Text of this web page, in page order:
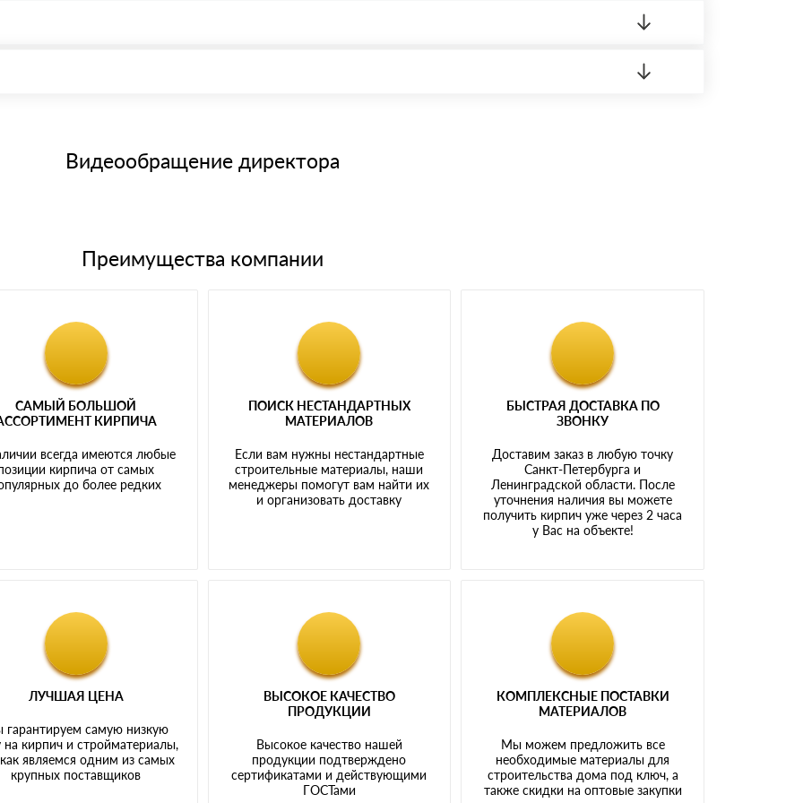
через системы электронных платежей.
банковским картам
материала после проверки качества и количества заказанного материала.
Видеообращение директора
Преимущества компании
САМЫЙ БОЛЬШОЙ
КИРПИЧА
всегда имеются любые
кирпича от самых
до более редких
ПОИСК НЕСТАНДАРТНЫХ
МАТЕРИАЛОВ
Если вам нужны нестандартные
строительные материалы, наши
менеджеры помогут вам найти их
и организовать доставку
БЫСТРАЯ ДОСТАВКА ПО
ЗВОНКУ
Доставим заказ в любую точку
Санкт-Петербурга и
Ленинградской области. После
уточнения наличия вы можете
получить кирпич уже через 2 часа
у Вас на объекте!
ЛУЧШАЯ ЦЕНА
самую низкую
на кирпич и стройматериалы,
являемся одним из самых
крупных поставщиков
ВЫСОКОЕ КАЧЕСТВО
ПРОДУКЦИИ
Высокое качество нашей
продукции подтверждено
сертификатами и действующими
ГОСТами
КОМПЛЕКСНЫЕ ПОСТАВКИ
МАТЕРИАЛОВ
Мы можем предложить все
необходимые материалы для
строительства дома под ключ, а
также скидки на оптовые закупки